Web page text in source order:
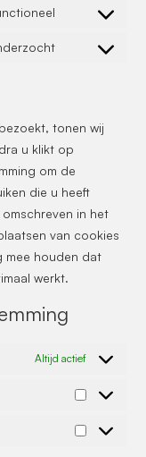
tonen wij
u klikt op
om de
die u heeft
in het
van cookies
mee houden dat
werkt.
Altijd actief